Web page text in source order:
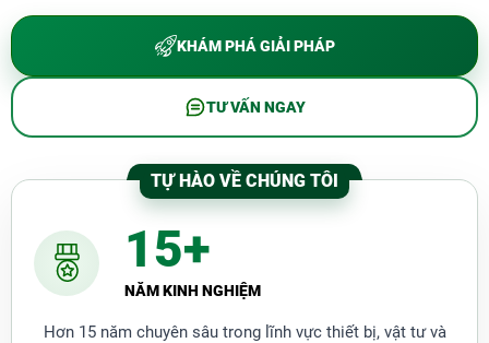
Thân máy cấu tạo bằng kim loại chắc chắn
thời thân kim loại cũng giúp máy hoạt động bền bỉ,
kéo dài tuổi thọ, chịu được va đập. Máy có thiết kế
hợp với mọi phong cách và không gian căn phòng.
KHÁM PHÁ GIẢI PHÁP
TƯ VẤN NGAY
TỰ HÀO VỀ CHÚNG TÔI
15+
NĂM KINH NGHIỆM
Hơn 15 năm chuyên sâu trong lĩnh vực thiết bị, vật tư và